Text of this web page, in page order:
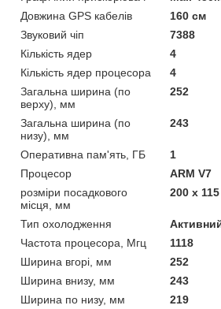
Довжина GPS кабелів
160 см
Звуковий чіп
7388
Кількість ядер
4
Кількість ядер процесора
4
Загальна ширина (по
верху), мм
252
Загальна ширина (по
низу), мм
243
Оперативна пам'ять, ГБ
1
Процесор
ARM V7
розміри посадкового
місця, мм
200 х 115
Тип охолодження
Частота процесора, Мгц
1118
Ширина вгорі, мм
252
Ширина внизу, мм
243
Ширина по низу, мм
219